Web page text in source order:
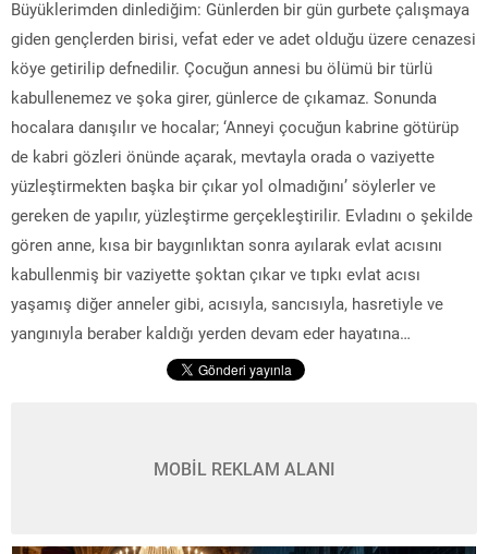
Büyüklerimden dinlediğim: Günlerden bir gün gurbete çalışmaya
giden gençlerden birisi, vefat eder ve adet olduğu üzere cenazesi
köye getirilip defnedilir. Çocuğun annesi bu ölümü bir türlü
kabullenemez ve şoka girer, günlerce de çıkamaz. Sonunda
hocalara danışılır ve hocalar; ‘Anneyi çocuğun kabrine götürüp
de kabri gözleri önünde açarak, mevtayla orada o vaziyette
yüzleştirmekten başka bir çıkar yol olmadığını’ söylerler ve
gereken de yapılır, yüzleştirme gerçekleştirilir. Evladını o şekilde
gören anne, kısa bir baygınlıktan sonra ayılarak evlat acısını
kabullenmiş bir vaziyette şoktan çıkar ve tıpkı evlat acısı
yaşamış diğer anneler gibi, acısıyla, sancısıyla, hasretiyle ve
yangınıyla beraber kaldığı yerden devam eder hayatına…
MOBİL REKLAM ALANI